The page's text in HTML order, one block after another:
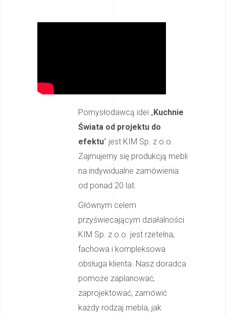
Pomysłodawcą idei „Kuchnie
Świata od projektu do
efektu” jest KIM Sp. z o.o.
Zajmujemy się produkcją mebli
na indywidualne zamówienia
od ponad 20 lat.
Głównym celem
przyświecającym działalności
KIM Sp. z o.o. jest rzetelna,
fachowa i kompleksowa
obsługa klienta. Nasz doradca
pomoże zaplanować,
zaprojektować, zamówić
każdy rodzaj mebla, jak